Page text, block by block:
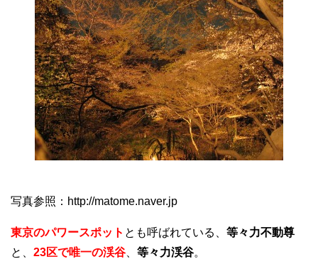
写真参照：http://matome.naver.jp
東京のパワースポット とも呼ばれている、 等々力不動尊
と、 23区で唯一の渓谷 等々力渓谷。